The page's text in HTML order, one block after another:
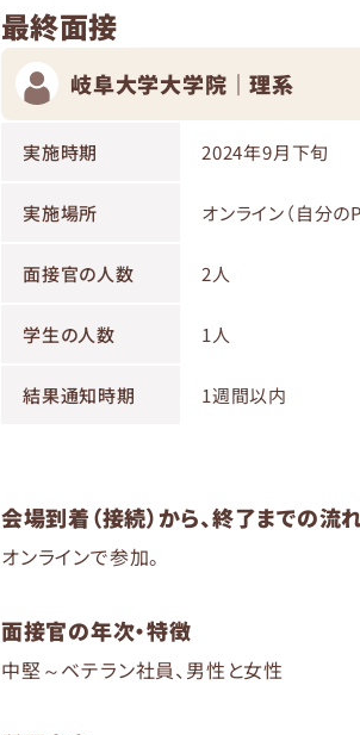
最終面接
岐阜大学大学院｜理系
実施時期 2024年9月下旬
実施場所 オンライン（自分の
面接官の人数 2人
学生の人数 1人
結果通知時期 1週間以内
会場到着（接続）から、終了までの流
オンラインで参加。
面接官の年次・特徴
中堅～ベテラン社員、男性と女性